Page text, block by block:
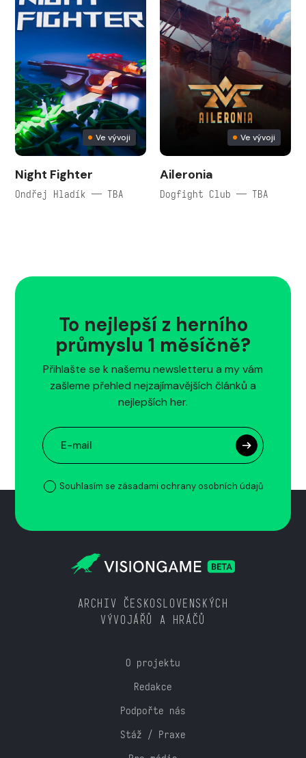
Ve vývoji
Night Fighter
Ondřej Hladík — TBA
Ve vývoji
Aileronia
Dogfight Club — TBA
To nejlepší z herního
průmyslu 1 měsíčně?
Přihlašte se k našemu newsletteru a my vám
zašleme přehled nejzajímavějších článků a
nejlepších her.
Souhlasím se zásadami ochrany osobních údajů
ARCHIV ČESKOSLOVENSKÝCH
VÝVOJÁŘŮ A HRÁČŮ
O projektu
Redakce
Podpořte nás
Stáž / Praxe